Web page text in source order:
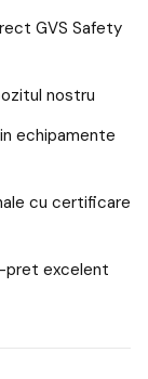
GVS Safety
nostru
echipamente
cu certificare
excelent